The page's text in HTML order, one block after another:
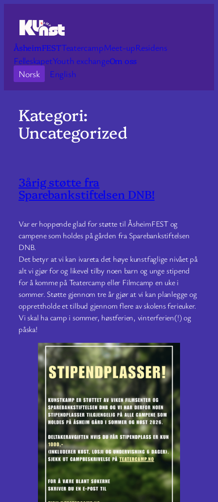
innhold
ÅsheimFESTTeatercampMeet-upResidens
FelleskapetYouth exchangeOm oss
Norsk English
Kategori:
Uncategorized
3årig støtte fra
Sparebankstiftelsen DNB!
Var er hoppende glad for støtte til ÅsheimFEST og
campene som holdes på gården fra Sparebankstiftelsen
DNB.
Det betyr at vi kan ivareta det høye kunstfaglige nivået på
alt vi gjør for og likevel tilby noen barn og unge stipend
for å komme på Teatercamp eller Filmcamp en uke i
sommer. Støtte gjennom tre år gjør at vi kan planlegge og
opprettholde et tilbud gjennom flere av skolens ferieuker.
Vi skal ha camp i sommer, høstferien, vinterferien(!) og
påska!